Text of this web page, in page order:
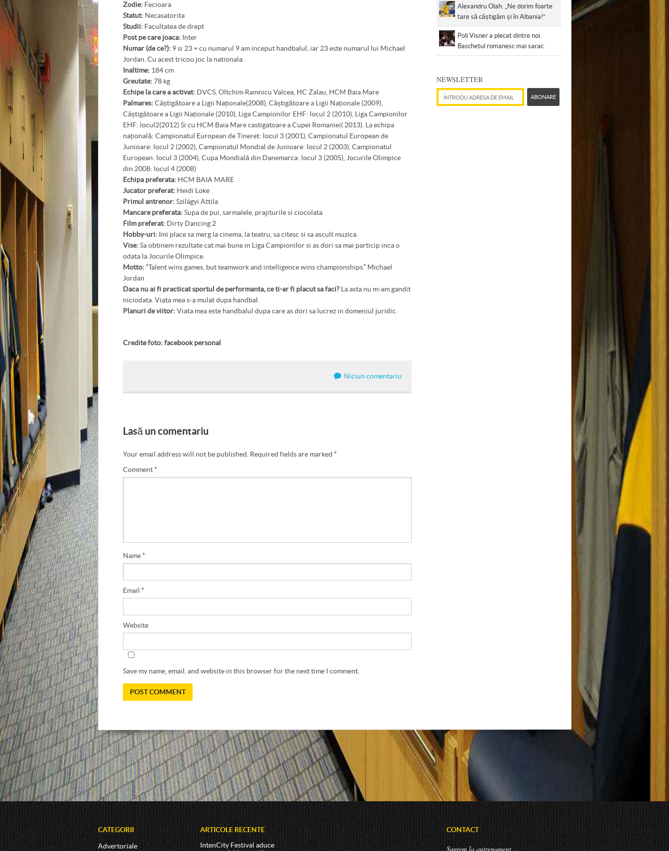
Zodie: Fecioara
Statut: Necasatorita
Studii: Facultatea de drept
Post pe care joaca: Inter
Numar (de ce?): 9 si 23 = cu numarul 9 am inceput handbalul, iar 23 este numarul lui Michael
Jordan. Cu acest tricou joc la nationala.
Inaltime: 184 cm
Greutate: 78 kg
Echipe la care a activat: DVCS, Oltchim Ramnicu Valcea, HC Zalau, HCM Baia Mare
Palmares: Câștigătoare a Ligii Naționale(2008), Câștigătoare a Ligii Naționale (2009),
Câștigătoare a Ligii Naționale (2010), Liga Campionilor EHF: locul 2 (2010), Liga Campionilor
EHF: locul2(2012) Si cu HCM Baia Mare castigatoare a Cupei Romaniei( 2013). La echipa
națională: Campionatul European de Tineret: locul 3 (2001), Campionatul European de
Junioare: locul 2 (2002), Campionatul Mondial de Junioare: locul 2 (2003), Campionatul
European: locul 3 (2004), Cupa Mondială din Danemarca: locul 3 (2005), Jocurile Olimpice
din 2008: locul 4 (2008)
Echipa preferata: HCM BAIA MARE
Jucator preferat: Heidi Loke
Primul antrenor: Szilágyi Attila
Mancare preferata: Supa de pui, sarmalele, prajiturile si ciocolata
Film preferat: Dirty Dancing 2
Hobby-uri: Imi place sa merg la cinema, la teatru, sa citesc si sa ascult muzica.
Vise: Sa obtinem rezultate cat mai bune in Liga Campionilor si as dori sa mai particip inca o
odata la Jocurile Olimpice.
Motto: “Talent wins games, but teamwork and intelligence wins championships.” Michael
Jordan
Daca nu ai fi practicat sportul de performanta, ce ti-ar fi placut sa faci? La asta nu m-am gandit
niciodata. Viata mea s-a mulat dupa handbal.
Planuri de viitor: Viata mea este handbalul dupa care as dori sa lucrez in domeniul juridic.
Credite foto: facebook personal
Niciun comentariu
Lasă un comentariu
Your email address will not be published. Required fields are marked *
Comment*
Name*
Email *
Website
Save my name, email, and website in this browser for the next time I comment.
Alexandru Olah: „Ne dorim foarte
tare să câștigăm și în Albania!”
Poli Visner a plecat dintre noi.
Baschetul romanesc mai sarac.
NEWSLETTER
ABONARE
CATEGORII
Advertoriale
ARTICOLE RECENTE
IntenCity Festival aduce
CONTACT
Suntem la antrenament ...